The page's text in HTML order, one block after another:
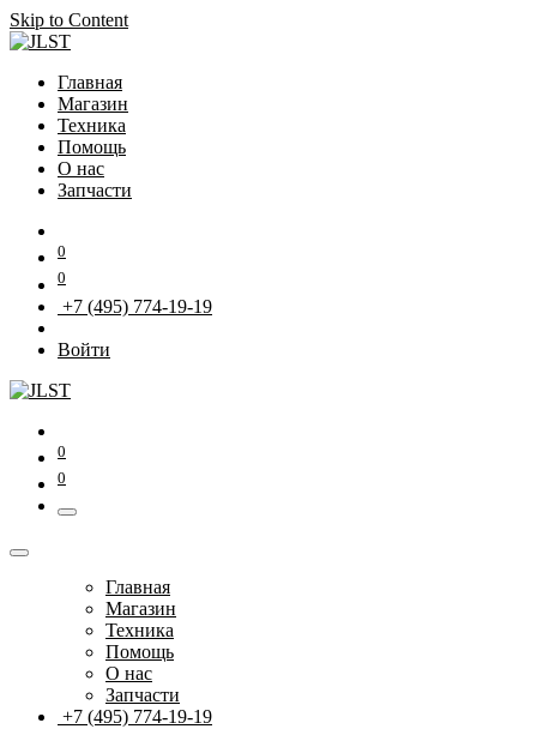
Skip to Content
Главная
Магазин
Техника
Помощь
О нас
Запчасти
0
0
+7 (495) 774-19-19
Войти
0
0
Главная
Магазин
Техника
Помощь
О нас
Запчасти
+7 (495) 774-19-19